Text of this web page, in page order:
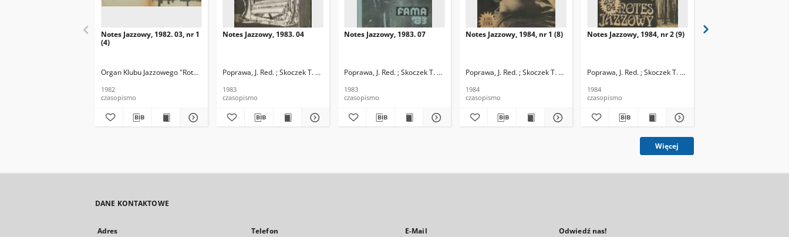
Notes Jazzowy, 1982. 03, nr 1
(4)
Organ Klubu Jazzowego "Rotunda" Skoczek, T. Red.
1982
czasopismo
Notes Jazzowy, 1983. 04
Poprawa, J. Red. ; Skoczek T. Red.
1983
czasopismo
Notes Jazzowy, 1983. 07
Poprawa, J. Red. ; Skoczek T. Red.
1983
czasopismo
Notes Jazzowy, 1984, nr 1 (8)
Poprawa, J. Red. ; Skoczek T. Red.
1984
czasopismo
Notes Jazzowy, 1984, nr 2 (9)
Poprawa, J. Red. ; Skoczek T. Red.
1984
czasopismo
Więcej
DANE KONTAKTOWE
Adres Telefon E-Mail Odwiedź nas!